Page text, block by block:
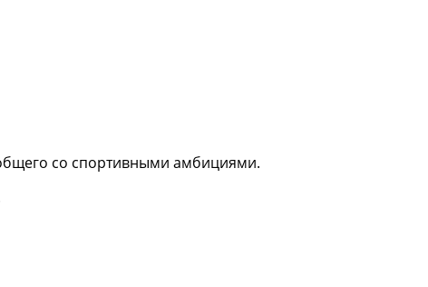
со спортивными амбициями.